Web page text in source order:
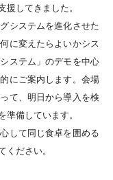
してきました。
システムを進化させた
に変えたらよいかシス
ステム」のデモを中心
にご案内します。会場
て、明日から導入を検
備しています。
して同じ食卓を囲める
ださい。